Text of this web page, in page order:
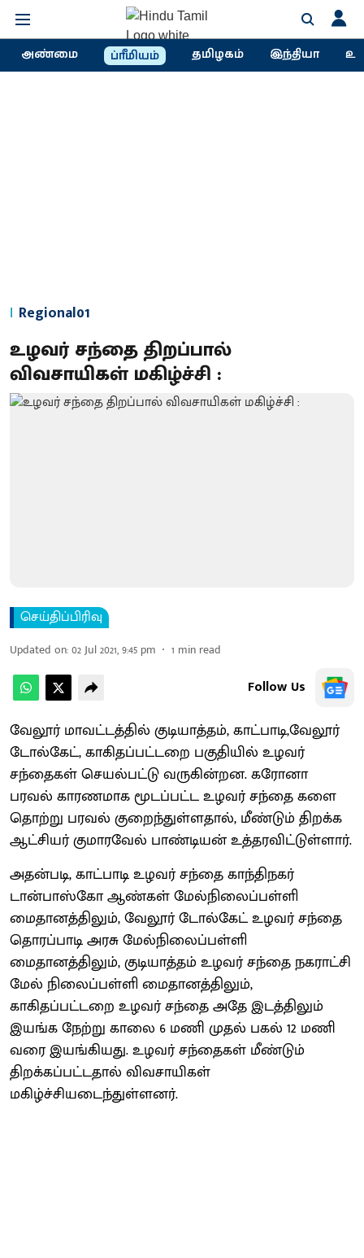
அண்மை ப்ரீமியம் தமிழகம் இந்தியா
Regional01
உழவர் சந்தை திறப்பால்
விவசாயிகள் மகிழ்ச்சி :
செய்திப்பிரிவு
Updated on:02 Jul 2021, 9:45 pm 1 min read
Follow Us
வேலூர் மாவட்டத்தில் குடியாத்தம், காட்பாடி,வேலூர்
டோல்கேட், காகிதப்பட்டறை பகுதியில் உழவர்
சந்தைகள் செயல்பட்டு வருகின்றன. கரோனா
பரவல் காரணமாக மூடப்பட்ட உழவர் சந்தை களை
தொற்று பரவல் குறைந்துள்ளதால், மீண்டும் திறக்க
ஆட்சியர் குமாரவேல் பாண்டியன் உத்தரவிட்டுள்ளார்.
அதன்படி, காட்பாடி உழவர் சந்தை காந்திநகர்
டான்பாஸ்கோ ஆண்கள் மேல்நிலைப்பள்ளி
மைதானத்திலும், வேலூர் டோல்கேட் உழவர் சந்தை
தொரப்பாடி அரசு மேல்நிலைப்பள்ளி
மைதானத்திலும், குடியாத்தம் உழவர் சந்தை நகராட்சி
மேல் நிலைப்பள்ளி மைதானத்திலும்,
காகிதப்பட்டறை உழவர் சந்தை அதே இடத்திலும்
இயங்க நேற்று காலை 6 மணி முதல் பகல் 12 மணி
வரை இயங்கியது. உழவர் சந்தைகள் மீண்டும்
திறக்கப்பட்டதால் விவசாயிகள்
மகிழ்ச்சியடைந்துள்ளனர்.